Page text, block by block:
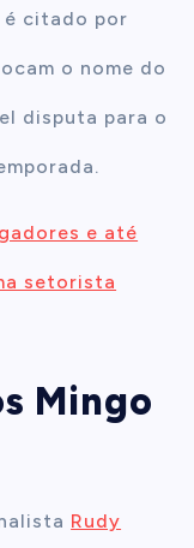
é citado por
o nome do
disputa para o
e até
setorista
Mingo
Rudy